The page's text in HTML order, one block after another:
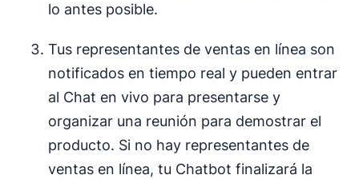
lo antes posible.
Tus representantes de ventas en línea son
notificados en tiempo real y pueden entrar
al Chat en vivo para presentarse y
organizar una reunión para demostrar el
producto. Si no hay representantes de
ventas en línea, tu Chatbot finalizará la